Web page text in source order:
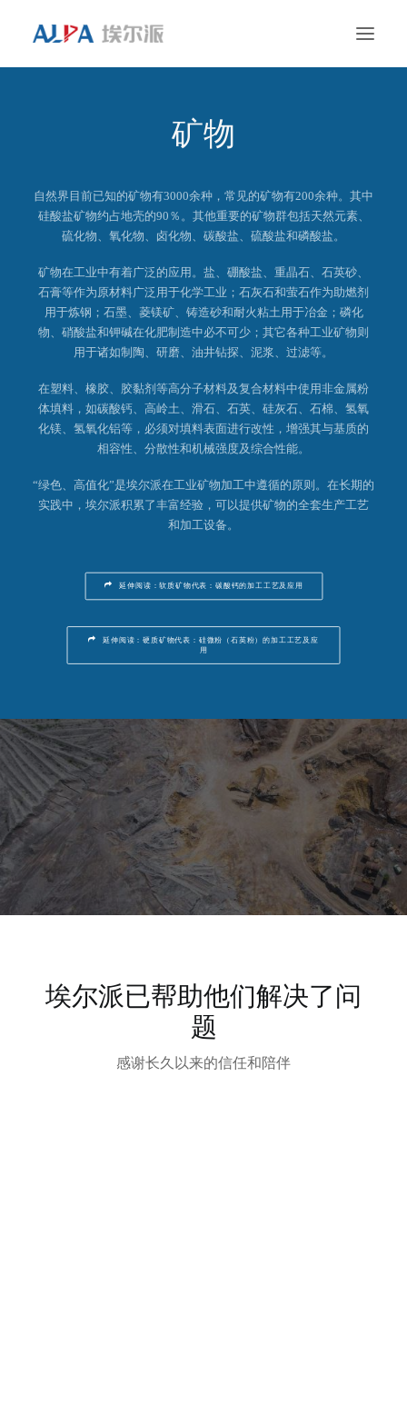
首页
案例
售后服务
关于我们
联系我们
矿物
自然界目前已知的矿物有3000余种，常见的矿物有200余种。其中
硅酸盐矿物约占地壳的90％。其他重要的矿物群包括天然元素、
硫化物、氧化物、卤化物、碳酸盐、硫酸盐和磷酸盐。
矿物在工业中有着广泛的应用。盐、硼酸盐、重晶石、石英砂、
石膏等作为原材料广泛用于化学工业；石灰石和萤石作为助燃剂
用于炼钢；石墨、菱镁矿、铸造砂和耐火粘土用于冶金；磷化
物、硝酸盐和钾碱在化肥制造中必不可少；其它各种工业矿物则
用于诸如制陶、研磨、油井钻探、泥浆、过滤等。
在塑料、橡胶、胶黏剂等高分子材料及复合材料中使用非金属粉
体填料，如碳酸钙、高岭土、滑石、石英、硅灰石、石棉、氢氧
化镁、氢氧化铝等，必须对填料表面进行改性，增强其与基质的
相容性、分散性和机械强度及综合性能。
“绿色、高值化”是埃尔派在工业矿物加工中遵循的原则。在长期的
实践中，埃尔派积累了丰富经验，可以提供矿物的全套生产工艺
和加工设备。
延伸阅读：软质矿物代表：碳酸钙的加工工艺及应用
延伸阅读：硬质矿物代表：硅微粉（石英粉）的加工工艺及应
用
埃尔派已帮助他们解决了问
题
感谢长久以来的信任和陪伴